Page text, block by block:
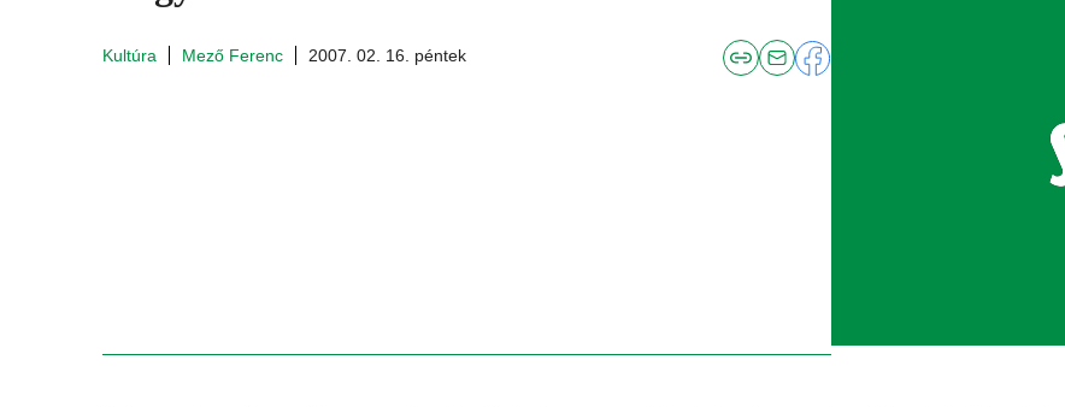
Kultúra Mező Ferenc 2007. 02. 16. péntek